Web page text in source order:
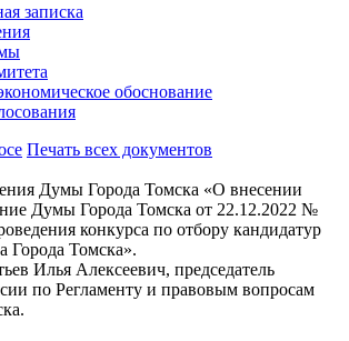
записка
обоснование
Печать всех документов
Думы Города Томска «О внесении
Думы Города Томска от 22.12.2022 №
конкурса по отбору кандидатур
Города Томска».
Илья Алексеевич, председатель
по Регламенту и правовым вопросам